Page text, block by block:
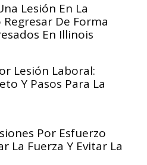
Lesión En La
De Forma
En Illinois
Lesión Laboral:
Y Pasos Para La
Por Esfuerzo
La Fuerza Y Evitar La